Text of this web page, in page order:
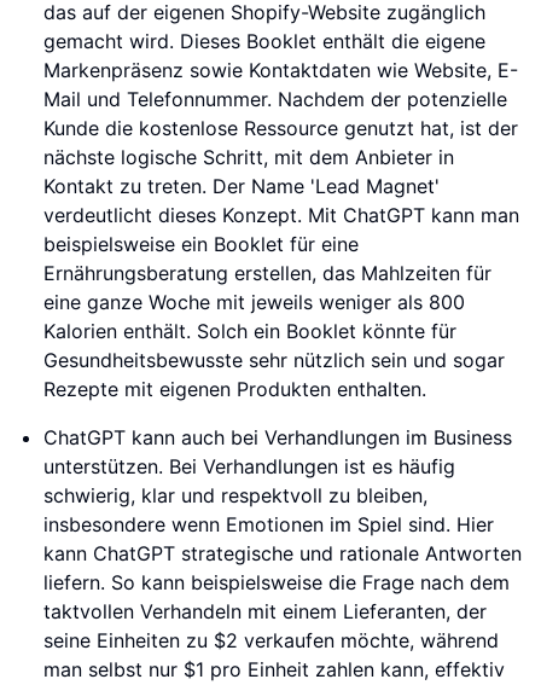
das auf der eigenen Shopify-Website zugänglich
gemacht wird. Dieses Booklet enthält die eigene
Markenpräsenz sowie Kontaktdaten wie Website, E-
Mail und Telefonnummer. Nachdem der potenzielle
Kunde die kostenlose Ressource genutzt hat, ist der
nächste logische Schritt, mit dem Anbieter in
Kontakt zu treten. Der Name 'Lead Magnet'
verdeutlicht dieses Konzept. Mit ChatGPT kann man
beispielsweise ein Booklet für eine
Ernährungsberatung erstellen, das Mahlzeiten für
eine ganze Woche mit jeweils weniger als 800
Kalorien enthält. Solch ein Booklet könnte für
Gesundheitsbewusste sehr nützlich sein und sogar
Rezepte mit eigenen Produkten enthalten.
ChatGPT kann auch bei Verhandlungen im Business
unterstützen. Bei Verhandlungen ist es häufig
schwierig, klar und respektvoll zu bleiben,
insbesondere wenn Emotionen im Spiel sind. Hier
kann ChatGPT strategische und rationale Antworten
liefern. So kann beispielsweise die Frage nach dem
taktvollen Verhandeln mit einem Lieferanten, der
seine Einheiten zu $2 verkaufen möchte, während
man selbst nur $1 pro Einheit zahlen kann, effektiv